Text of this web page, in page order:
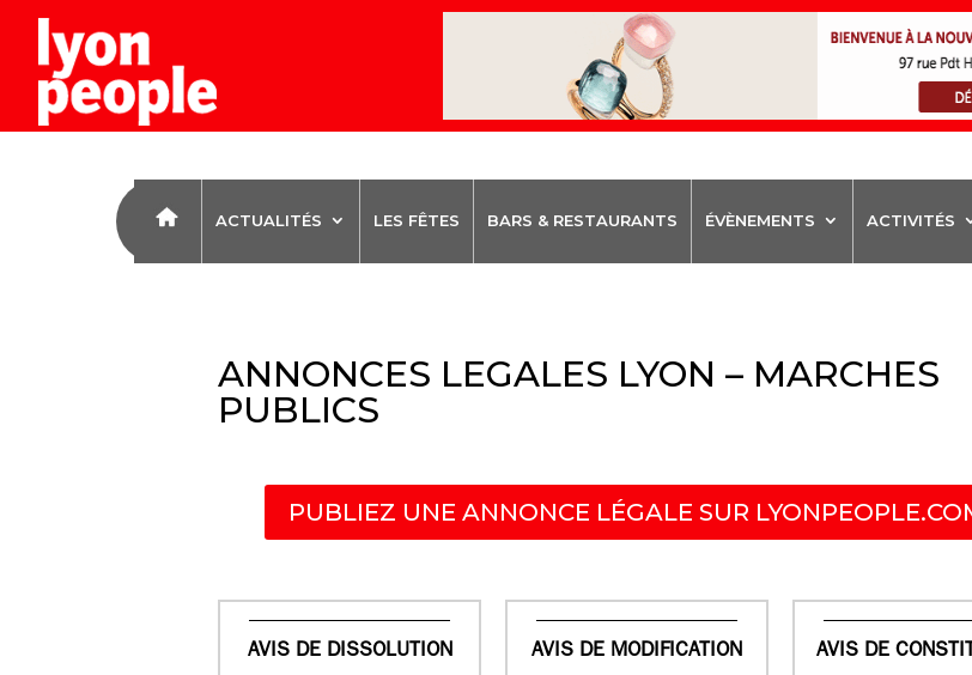
ACTUALITÉS LES FÊTES BARS & RESTAURANTS ÉVÈNEMENTS ACTIVITÉS
ANNONCES LEGALES LYON – MARCHES
PUBLICS
PUBLIEZ UNE ANNONCE LÉGALE SUR
AVIS DE DISSOLUTION AVIS DE MODIFICATION AVIS DE